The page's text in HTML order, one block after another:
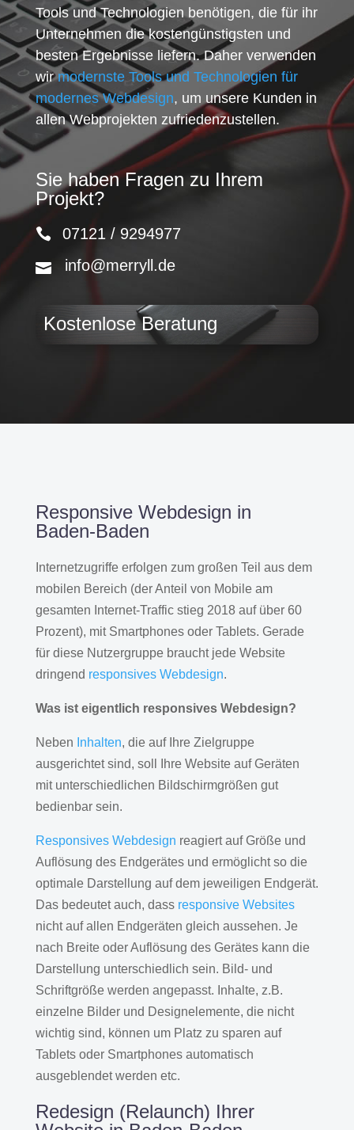
Tools und Technologien benötigen, die für ihr
Unternehmen die kostengünstigsten und
besten Ergebnisse liefern. Daher verwenden
wirmodernste Tools und Technologien für
modernes Webdesign, um unsere Kunden in
allen Webprojekten zufriedenzustellen.
Sie haben Fragen zu Ihrem
Projekt?
07121 / 9294977
info@merryll.de
Kostenlose Beratung
Responsive Webdesign in
Baden-Baden
Internetzugriffe erfolgen zum großen Teil aus dem
mobilen Bereich (der Anteil von Mobile am
gesamten Internet-Traffic stieg 2018 auf über 60
Prozent), mit Smartphones oder Tablets. Gerade
für diese Nutzergruppe braucht jede Website
dringend responsives Webdesign.
Was ist eigentlich responsives Webdesign?
Neben Inhalten, die auf Ihre Zielgruppe
ausgerichtet sind, soll Ihre Website auf Geräten
mit unterschiedlichen Bildschirmgrößen gut
bedienbar sein.
Responsives Webdesign reagiert auf Größe und
Auflösung des Endgerätes und ermöglicht so die
optimale Darstellung auf dem jeweiligen Endgerät.
Das bedeutet auch, dass responsive Websites
nicht auf allen Endgeräten gleich aussehen. Je
nach Breite oder Auflösung des Gerätes kann die
Darstellung unterschiedlich sein. Bild- und
Schriftgröße werden angepasst. Inhalte, z.B.
einzelne Bilder und Designelemente, die nicht
wichtig sind, können um Platz zu sparen auf
Tablets oder Smartphones automatisch
ausgeblendet werden etc.
Redesign (Relaunch) Ihrer